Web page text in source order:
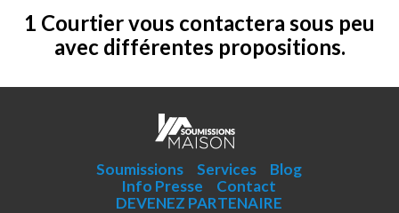
1 Courtier vous contactera sous peu
avec différentes propositions.
Soumissions Services
Blog
Info Presse
Contact
DEVENEZ PARTENAIRE